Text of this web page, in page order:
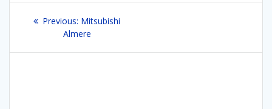
Bericht
navigatie
Previous: Previous
post:
Mitsubishi
Almere